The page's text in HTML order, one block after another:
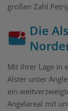
großen Zahl
Die
Mit ihrer Lage in
Alster unter
ein
Angelareal mit